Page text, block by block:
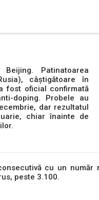
Patinatoarea
câștigătoare în
fost oficial confirmată
doping. Probele au
dar rezultatul
chiar înainte de
cu un număr
peste 3.100.